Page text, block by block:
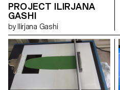
PROJECT ILIRJANA
GASHI
by Ilirjana Gashi